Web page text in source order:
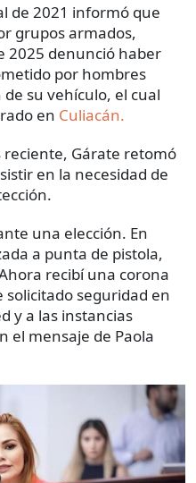
de 2021 informó que
grupos armados,
2025 denunció haber
por hombres
su vehículo, el cual
en Culiacán.
reciente, Gárate retomó
en la necesidad de
una elección. En
a punta de pistola,
recibí una corona
seguridad en
y a las instancias
el mensaje de Paola